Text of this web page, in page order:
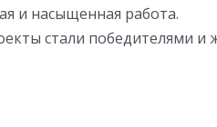
и насыщенная работа.
стали победителями и